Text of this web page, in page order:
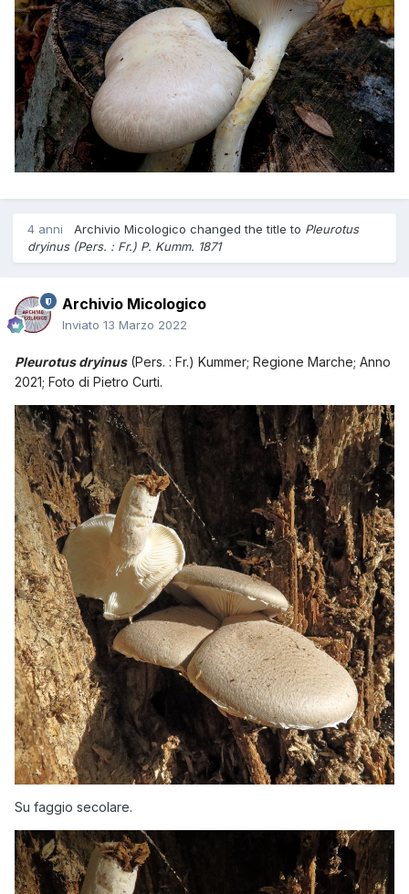
4 anni Archivio Micologico changed the title to Pleurotus
dryinus (Pers. : Fr.) P. Kumm. 1871
Archivio Micologico
Inviato 13 Marzo 2022
Pleurotus dryinus (Pers. : Fr.) Kummer; Regione Marche; Anno
2021; Foto di Pietro Curti.
Su faggio secolare.